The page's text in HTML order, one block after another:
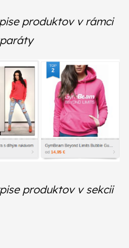
produktov v rámci
produktov v sekcii